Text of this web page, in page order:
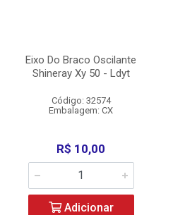
Eixo Do Braco Oscilante
Shineray Xy 50 - Ldyt
Código: 32574
Embalagem: CX
R$ 10,00
Adicionar